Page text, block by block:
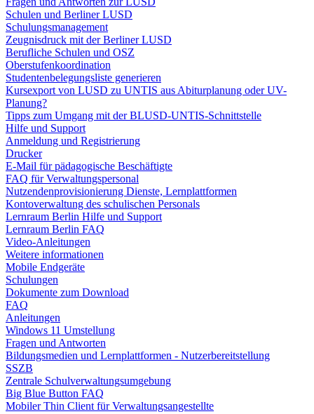
Schulen und Berliner LUSD
Schulungsmanagement
Zeugnisdruck mit der Berliner LUSD
Berufliche Schulen und OSZ
Oberstufenkoordination
Studentenbelegungsliste generieren
Kursexport von LUSD zu UNTIS aus Abiturplanung oder UV-
Planung?
Tipps zum Umgang mit der BLUSD-UNTIS-Schnittstelle
Hilfe und Support
Anmeldung und Registrierung
Drucker
E-Mail für pädagogische Beschäftigte
FAQ für Verwaltungspersonal
Nutzendenprovisionierung Dienste, Lernplattformen
Kontoverwaltung des schulischen Personals
Lernraum Berlin Hilfe und Support
Lernraum Berlin FAQ
Video-Anleitungen
Weitere informationen
Mobile Endgeräte
Schulungen
Dokumente zum Download
FAQ
Anleitungen
Windows 11 Umstellung
Fragen und Antworten
Bildungsmedien und Lernplattformen - Nutzerbereitstellung
SSZB
Zentrale Schulverwaltungsumgebung
Big Blue Button FAQ
Mobiler Thin Client für Verwaltungsangestellte